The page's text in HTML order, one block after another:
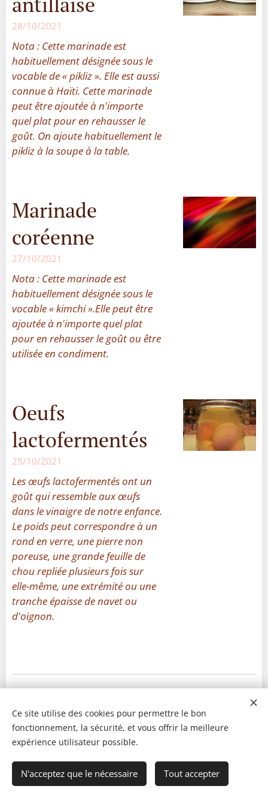
28/10/2021
Nota : Cette marinade est
habituellement désignée sous le
vocable de « pikliz ». Elle est aussi
connue à Haïti. Cette marinade
peut être ajoutée à n'importe
quel plat pour en rehausser le
goût. On ajoute habituellement le
pikliz à la soupe à la table.
Marinade
coréenne
27/10/2021
Nota : Cette marinade est
habituellement désignée sous le
vocable « kimchi ».Elle peut être
ajoutée à n'importe quel plat
pour en rehausser le goût ou être
utilisée en condiment.
Oeufs
lactofermentés
25/10/2021
Les œufs lactofermentés ont un
goût qui ressemble aux œufs
dans le vinaigre de notre enfance.
Le poids peut correspondre à un
rond en verre, une pierre non
poreuse, une grande feuille de
chou repliée plusieurs fois sur
elle-même, une extrémité ou une
tranche épaisse de navet ou
d'oignon.
Ce site utilise des cookies pour permettre le bon
fonctionnement, la sécurité, et vous offrir la meilleure
expérience utilisateur possible.
N'acceptez que le nécessaire Tout accepter